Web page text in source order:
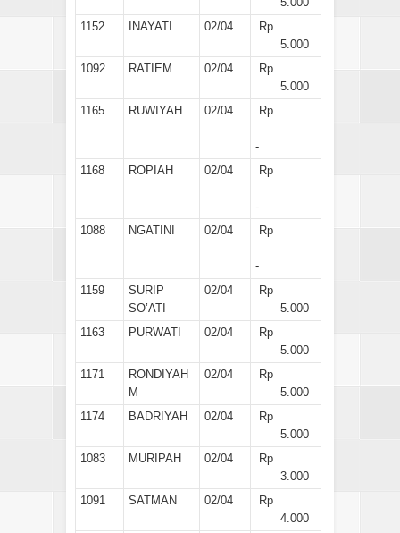
1152
INAYATI 02/04
Rp
5.000
1092
RATIEM 02/04
Rp
5.000
1165
RUWIYAH 02/04 Rp
-
1168
ROPIAH 02/04 Rp
-
1088
NGATINI 02/04 Rp
-
1159
SURIP
SO’ATI
02/04
Rp
5.000
1163
PURWATI 02/04
Rp
5.000
1171
RONDIYAH
M
02/04
Rp
5.000
1174
BADRIYAH 02/04
Rp
5.000
1083
MURIPAH 02/04
Rp
3.000
1091
SATMAN 02/04
Rp
4.000